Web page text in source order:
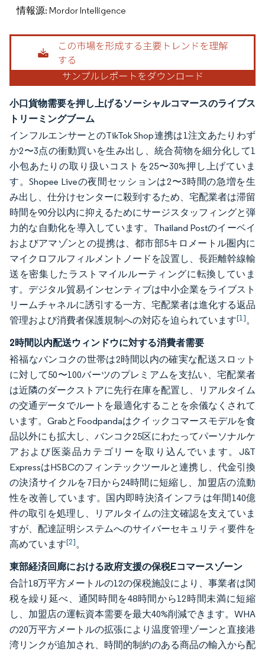
情報源: Mordor Intelligence
小口貨物需要を押し上げるソーシャルコマースのライブス
トリーミングブーム
インフルエンサーとのTikTok Shop連携は1注文あたりわず
か2〜3点の衝動買いを生み出し、統合荷物を細分化して1
小包あたりの取り扱いコストを25〜30%押し上げていま
す。Shopee Liveの夜間セッションは2〜3時間の急増を生
み出し、仕分けセンターに殺到するため、宅配業者は滞留
時間を90分以内に抑えるためにサージスタッフィングと弾
力的な自動化を導入しています。Thailand Postのイーベイ
およびアマゾンとの提携は、都市部5キロメートル圏内に
マイクロフルフィルメントノードを設置し、長距離幹線輸
送を密集したラストマイルルーティングに転換していま
す。デジタル貿易インセンティブは中小企業をライブスト
リームチャネルに誘引する一方、宅配業者は進化する返品
管理および消費者保護規制への対応を迫られています[1]。
2時間以内配送ウィンドウに対する消費者需要
裕福なバンコクの世帯は2時間以内の確実な配送スロット
に対して50〜100バーツのプレミアムを支払い、宅配業者
は近隣のダークストアに先行在庫を配置し、リアルタイム
の交通データでルートを最適化することを余儀なくされて
います。GrabとFoodpandaはクイックコマースモデルを食
品以外にも拡大し、バンコク25区にわたってパーソナルケ
アおよび医薬品カテゴリーを取り込んでいます。J&T
ExpressはHSBCのフィンテックツールと連携し、代金引換
の決済サイクルを7日から24時間に短縮し、加盟店の流動
性を改善しています。国内即時決済インフラは年間140億
件の取引を処理し、リアルタイムの注文確認を支えていま
すが、配達証明システムへのサイバーセキュリティ要件を
高めています[2]。
東部経済回廊における政府支援の保税Eコマースゾーン
合計18万平方メートルの12の保税施設により、事業者は関
税を繰り延べ、通関時間を48時間から12時間未満に短縮
し、加盟店の運転資本需要を最大40%削減できます。WHA
の20万平方メートルの拡張により温度管理ゾーンと直接港
湾リンクが追加され、時間的制約のある商品の輸入から配